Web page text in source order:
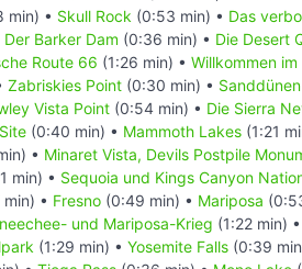
min) • Skull Rock (0:53 min) • Das
Der Barker Dam (0:36 min) • Die Desert
Route 66 (1:26 min) • Willkommen
Zabriskies Point (0:30 min) •
Vista Point (0:54 min) • Die Sierra
(0:40 min) • Mammoth Lakes (1:21
• Minaret Vista, Devils Postpile
min) • Sequoia und Kings Canyon
min) • Fresno (0:49 min) • Mariposa
und Mariposa-Krieg (1:22 min) •
(1:29 min) • Yosemite Falls (0:39